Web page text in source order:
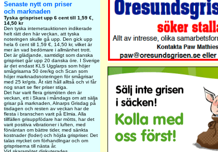
Senaste nytt om priser
och marknaden
Tyska grispriset upp 6 cent till 1,59 €,
14,50 kr
Den tyska internetauktionen indikerade
helt rätt den här veckan, att tyska
noteringen skulle gå upp. Den gick upp
hela 6 cent till 1,59 €, 14,50 kr, vilket är
mer än vad bedömare i allmänhet trott.
Det är glädjande, samtidigt som danska
grispriset går upp 20 danska öre. I Sverige
är det endast KLS Ugglarps som höjer
smågrisarna 50 öre/kg och Scan som
höjer marknadsnoteringen för smågrisar
med 25 kr/gris. Åt rätt håll alltså och vi får
nog snart se fler priser stiga.
Det har varit flera grismöten den är
veckan, ett i Skara i måndags om att sälja
grisar på marknaden, Alnarps Grisdag på
tisdagen och resten av veckan har de
flesta i branschen varit på Elmia. Alla
tillfällen grisuppfödare har mötts, har det
varit positiva vibrationer i luften, med
förväntan om bättre tider, med sänkta
kostnader (foder) och höjda grispriser. Det
talas mycket om förhandlngar och om
grispriserna till nästa år.